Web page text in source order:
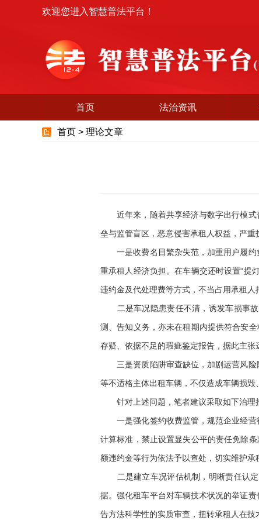
欢迎您进入智慧普法平台！
首页 法治资讯
首页 > 理论文章
近年来，随着共享经济与数字出行模式
垒与监管盲区，恶意侵害承租人权益，严重
一是收费名目繁杂失范，加重用户履约
重承租人经济负担。在车辆交还时设置“提
违约金及代处理费等方式，不当占用承租人
二是车况隐患责任不清，诱发车损事故
测、告知义务，亦未在租期内提供符合安
存疑、依据不足的瑕疵鉴定报告，据此主
三是资质陷阱审查缺位，加剧运营风险
等不适格主体出租车辆，不仅造成车辆损毁
针对上述问题，笔者建议采取如下治理
一是强化签约收费监管，规范企业经营
计算标准，禁止设置显失公平的责任免除
额违约金等行为依法予以查处，切实维护承
二是建立车况评估机制，明晰责任认定
据。强化租车平台对车辆技术状况的举证
告方法科学性的实质审查，扭转承租人在技